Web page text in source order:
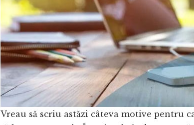
Vreau să scriu astăzi câteva motive pentru